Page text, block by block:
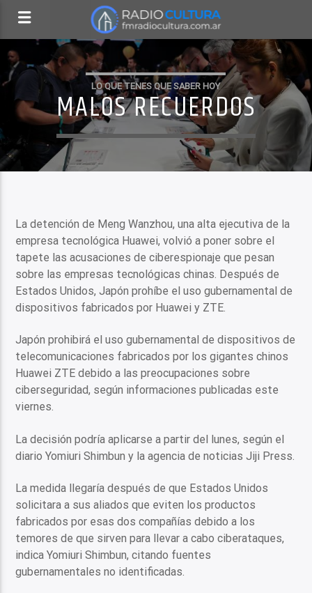
LO QUE TENES QUE SABER HOY
MALOS RECUERDOS
La detención de Meng Wanzhou, una alta ejecutiva de la
empresa tecnológica Huawei, volvió a poner sobre el
tapete las acusaciones de ciberespionaje que pesan
sobre las empresas tecnológicas chinas. Después de
Estados Unidos, Japón prohíbe el uso gubernamental de
dispositivos fabricados por Huawei y ZTE.
Japón prohibirá el uso gubernamental de dispositivos de
telecomunicaciones fabricados por los gigantes chinos
Huawei ZTE debido a las preocupaciones sobre
ciberseguridad, según informaciones publicadas este
viernes.
La decisión podría aplicarse a partir del lunes, según el
diario Yomiuri Shimbun y la agencia de noticias Jiji Press.
La medida llegaría después de que Estados Unidos
solicitara a sus aliados que eviten los productos
fabricados por esas dos compañías debido a los
temores de que sirven para llevar a cabo ciberataques,
indica Yomiuri Shimbun, citando fuentes
gubernamentales no identificadas.